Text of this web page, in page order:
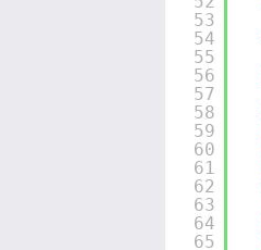
53
54
55
56
57
58
59
60
61
62
63
64
65